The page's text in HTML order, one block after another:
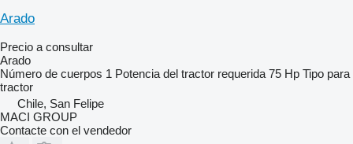
Arado
Precio a consultar
Arado
Número de cuerpos 1 Potencia del tractor requerida 75 Hp Tipo para
tractor
Chile, San Felipe
MACI GROUP
Contacte con el vendedor